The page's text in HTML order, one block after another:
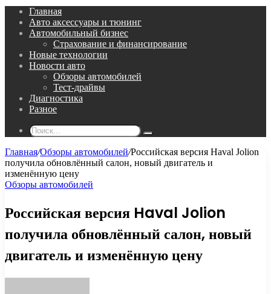
Главная
Авто аксессуары и тюнинг
Автомобильный бизнес
Страхование и финансирование
Новые технологии
Новости авто
Обзоры автомобилей
Тест-драйвы
Диагностика
Разное
Поиск...
Главная/Обзоры автомобилей/Российская версия Haval Jolion
получила обновлённый салон, новый двигатель и
изменённую цену
Обзоры автомобилей
Российская версия Haval Jolion
получила обновлённый салон, новый
двигатель и изменённую цену